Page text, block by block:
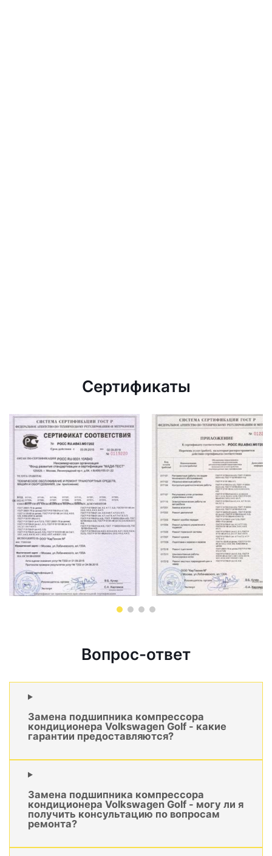
Сертификаты
Вопрос-ответ
Замена подшипника компрессора
кондиционера Volkswagen Golf - какие
гарантии предоставляются?
Замена подшипника компрессора
кондиционера Volkswagen Golf - могу ли я
получить консультацию по вопросам
ремонта?